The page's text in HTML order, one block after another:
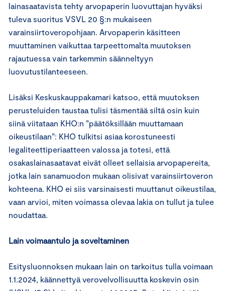
lainasaatavista tehty arvopaperin luovuttajan hyväksi
tuleva suoritus VSVL 20 §:n mukaiseen
varainsiirtoveropohjaan. Arvopaperin käsitteen
muuttaminen vaikuttaa tarpeettomalta muutoksen
rajautuessa vain tarkemmin säänneltyyn
luovutustilanteeseen.
Lisäksi Keskuskauppakamari katsoo, että muutoksen
perusteluiden taustaa tulisi täsmentää siltä osin kuin
siinä viitataan KHO:n ”päätöksillään muuttamaan
oikeustilaan”: KHO tulkitsi asiaa korostuneesti
legaliteettiperiaatteen valossa ja totesi, että
osakaslainasaatavat eivät olleet sellaisia arvopapereita,
jotka lain sanamuodon mukaan olisivat varainsiirtoveron
kohteena. KHO ei siis varsinaisesti muuttanut oikeustilaa,
vaan arvioi, miten voimassa olevaa lakia on tullut ja tulee
noudattaa.
Lain voimaantulo ja soveltaminen
Esitysluonnoksen mukaan lain on tarkoitus tulla voimaan
1.1.2024, käännettyä verovelvollisuutta koskevin osin